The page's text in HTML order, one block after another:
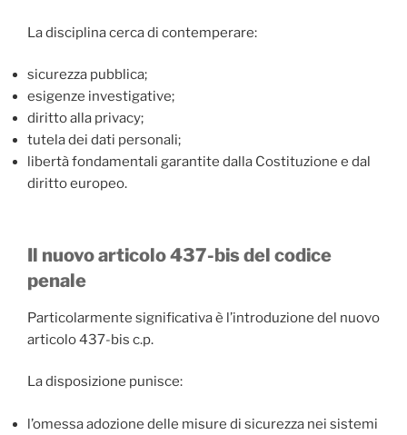
La disciplina cerca di contemperare:
sicurezza pubblica;
esigenze investigative;
diritto alla privacy;
tutela dei dati personali;
libertà fondamentali garantite dalla Costituzione e dal
diritto europeo.
Il nuovo articolo 437-bis del codice
penale
Particolarmente significativa è l’introduzione del nuovo
articolo 437-bis c.p.
La disposizione punisce:
l’omessa adozione delle misure di sicurezza nei sistemi